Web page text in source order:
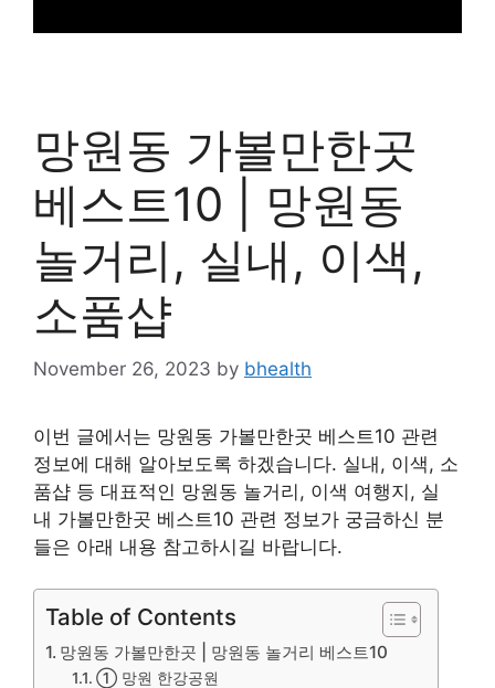
망원동 가볼만한곳
베스트10 | 망원동
놀거리, 실내, 이색,
소품샵
November 26, 2023 by bhealth
이번 글에서는 망원동 가볼만한곳 베스트10 관련
정보에 대해 알아보도록 하겠습니다. 실내, 이색, 소
품샵 등 대표적인 망원동 놀거리, 이색 여행지, 실
내 가볼만한곳 베스트10 관련 정보가 궁금하신 분
들은 아래 내용 참고하시길 바랍니다.
Table of Contents
망원동 가볼만한곳 | 망원동 놀거리 베스트10
① 망원 한강공원